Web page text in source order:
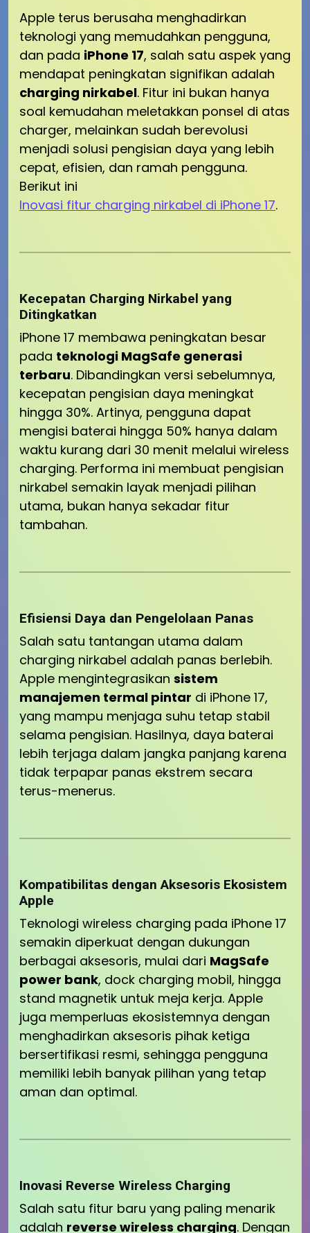
Apple terus berusaha menghadirkan
teknologi yang memudahkan pengguna,
dan pada iPhone 17, salah satu aspek yang
mendapat peningkatan signifikan adalah
charging nirkabel. Fitur ini bukan hanya
soal kemudahan meletakkan ponsel di atas
charger, melainkan sudah berevolusi
menjadi solusi pengisian daya yang lebih
cepat, efisien, dan ramah pengguna.
Berikut ini
Inovasi fitur charging nirkabel di iPhone 17.
Kecepatan Charging Nirkabel yang
Ditingkatkan
iPhone 17 membawa peningkatan besar
pada teknologi MagSafe generasi
terbaru. Dibandingkan versi sebelumnya,
kecepatan pengisian daya meningkat
hingga 30%. Artinya, pengguna dapat
mengisi baterai hingga 50% hanya dalam
waktu kurang dari 30 menit melalui wireless
charging. Performa ini membuat pengisian
nirkabel semakin layak menjadi pilihan
utama, bukan hanya sekadar fitur
tambahan.
Efisiensi Daya dan Pengelolaan Panas
Salah satu tantangan utama dalam
charging nirkabel adalah panas berlebih.
Apple mengintegrasikan sistem
manajemen termal pintar di iPhone 17,
yang mampu menjaga suhu tetap stabil
selama pengisian. Hasilnya, daya baterai
lebih terjaga dalam jangka panjang karena
tidak terpapar panas ekstrem secara
terus-menerus.
Kompatibilitas dengan Aksesoris Ekosistem
Apple
Teknologi wireless charging pada iPhone 17
semakin diperkuat dengan dukungan
berbagai aksesoris, mulai dari MagSafe
power bank, dock charging mobil, hingga
stand magnetik untuk meja kerja. Apple
juga memperluas ekosistemnya dengan
menghadirkan aksesoris pihak ketiga
bersertifikasi resmi, sehingga pengguna
memiliki lebih banyak pilihan yang tetap
aman dan optimal.
Inovasi Reverse Wireless Charging
Salah satu fitur baru yang paling menarik
adalah reverse wireless charging. Dengan